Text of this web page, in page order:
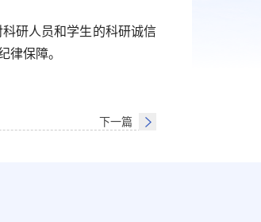
研人员和学生的科研诚信
律保障。
下一篇